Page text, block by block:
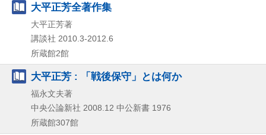
大平正芳全著作集
大平正芳著
講談社 2010.3-2012.6
所蔵館2館
大平正芳 : 「戦後保守」とは何か
福永文夫著
中央公論新社 2008.12 中公新書 1976
所蔵館307館